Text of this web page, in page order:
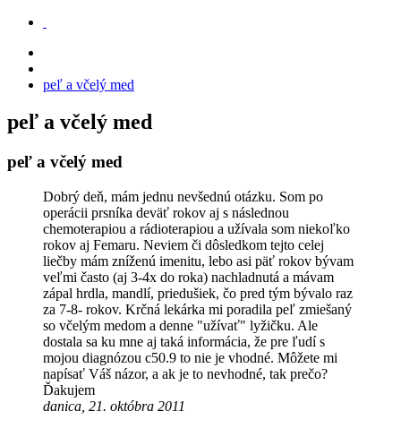
peľ a včelý med
peľ a včelý med
peľ a včelý med
Dobrý deň, mám jednu nevšednú otázku. Som po
operácii prsníka deväť rokov aj s následnou
chemoterapiou a rádioterapiou a užívala som niekoľko
rokov aj Femaru. Neviem či dôsledkom tejto celej
liečby mám zníženú imenitu, lebo asi päť rokov bývam
veľmi často (aj 3-4x do roka) nachladnutá a mávam
zápal hrdla, mandlí, priedušiek, čo pred tým bývalo raz
za 7-8- rokov. Krčná lekárka mi poradila peľ zmiešaný
so včelým medom a denne "užívať" lyžičku. Ale
dostala sa ku mne aj taká informácia, že pre ľudí s
mojou diagnózou c50.9 to nie je vhodné. Môžete mi
napísať Váš názor, a ak je to nevhodné, tak prečo?
Ďakujem
danica, 21. októbra 2011